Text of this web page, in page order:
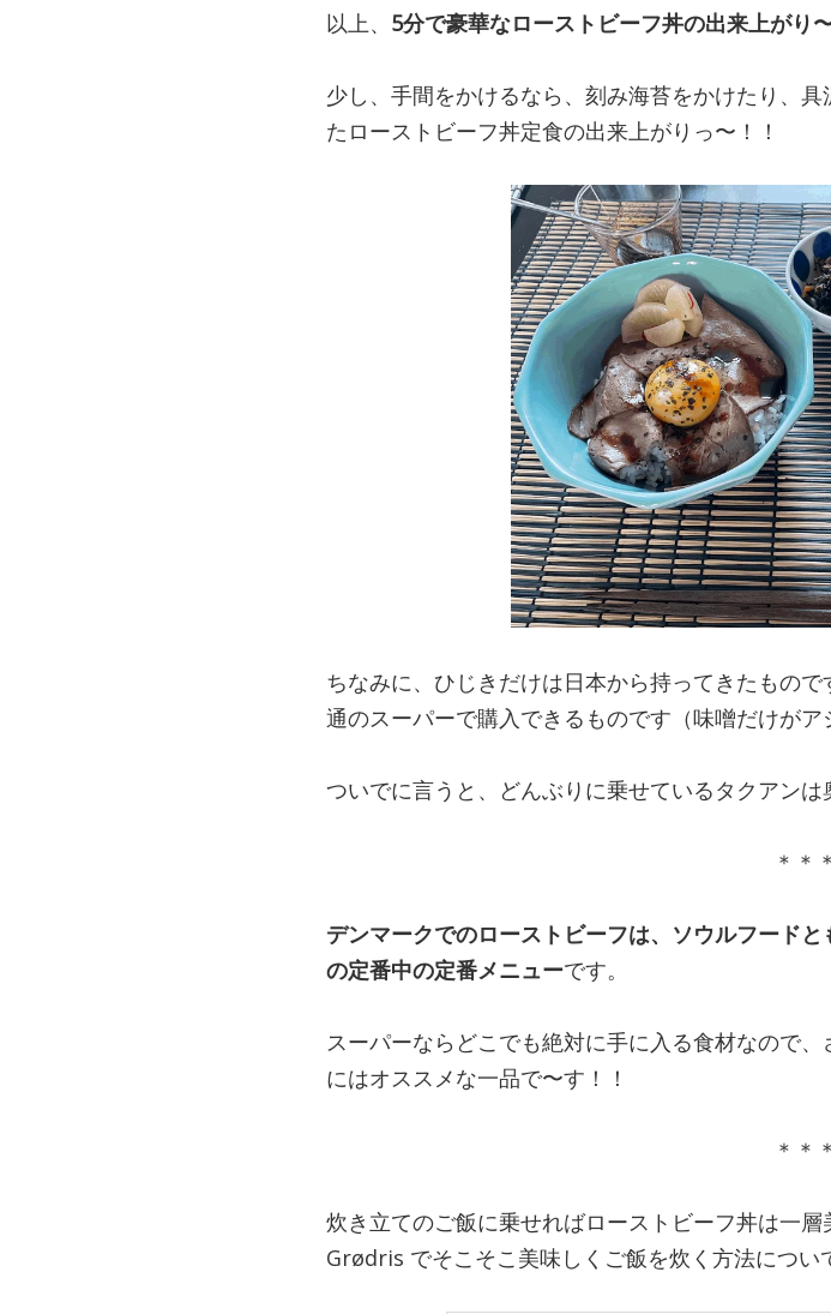
以上、 5分で豪華なローストビーフ丼の出来上がり
少し、手間をかけるなら、刻み海苔をかけたり、
たローストビーフ丼定食の出来上がりっ〜！！
ちなみに、ひじきだけは日本から持ってきたもの
通のスーパーで購入できるものです（味噌だけがア
ついでに言うと、どんぶりに乗せているタクアン
＊＊＊
デンマークでのローストビーフは、ソウルフード
の定番中の定番メニューです。
スーパーならどこでも絶対に手に入る食材なので
にはオススメな一品で〜す！！
＊＊＊
炊き立てのご飯に乗せればローストビーフ丼は一
Grødris でそこそこ美味しくご飯を炊く方法につい